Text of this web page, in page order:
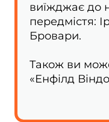
виїжджає до
передмістя:
Бровари.
Також ви
«Енфілд